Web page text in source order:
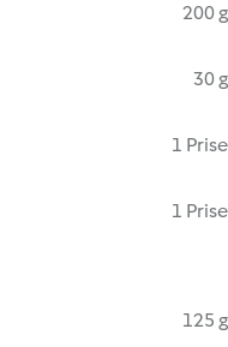
200 g
30 g
1 Prise
1 Prise
125 g